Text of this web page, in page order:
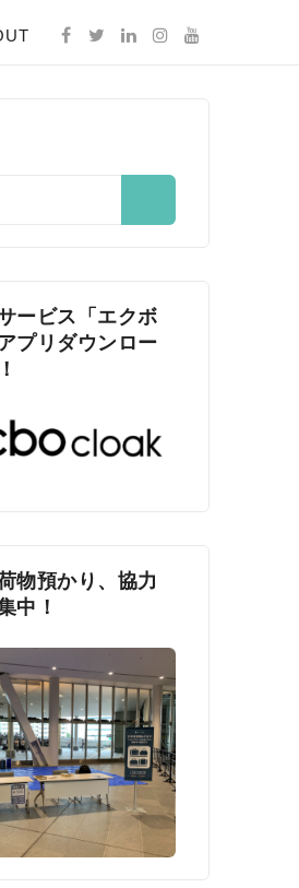
ービス「エクボ
プリダウンロー
物預かり、協力
中！